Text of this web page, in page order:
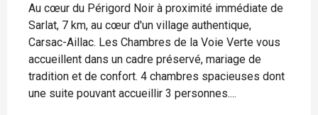
Au cœur du Périgord Noir à proximité immédiate de
Sarlat, 7 km, au cœur d'un village authentique,
Carsac-Aillac. Les Chambres de la Voie Verte vous
accueillent dans un cadre préservé, mariage de
tradition et de confort. 4 chambres spacieuses dont
une suite pouvant accueillir 3 personnes....